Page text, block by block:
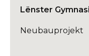
Lënster
Neubauprojekt